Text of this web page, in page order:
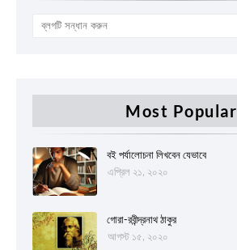
Most Popular
বই পর্যালোচনা লিখবেন যেভাবে
এপ্রিল ২১, ২০২০
গোরা-রবীন্দ্রনাথ ঠাকুর
আগস্ট ১৫, ২০২০